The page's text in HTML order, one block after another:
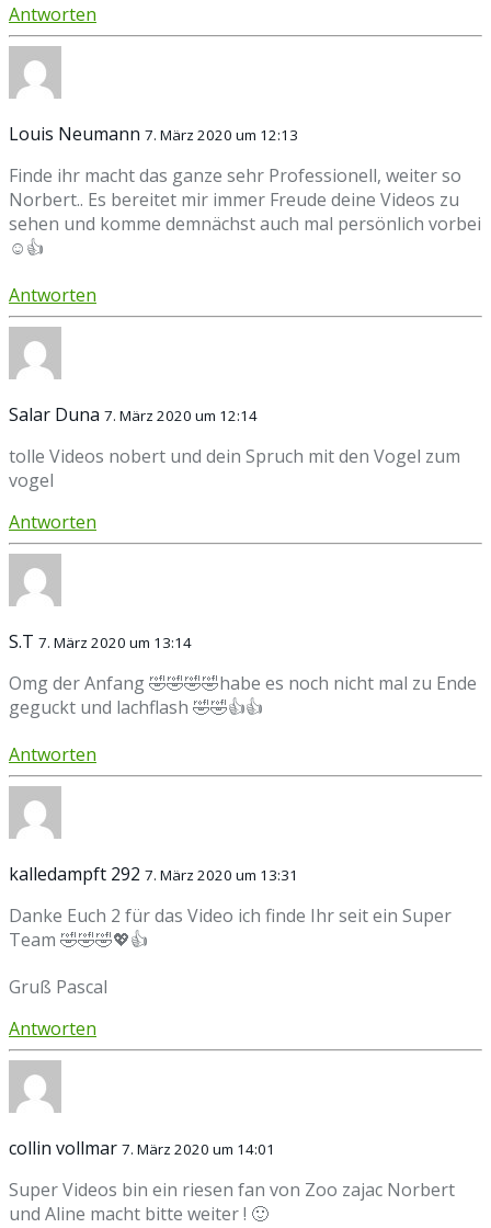
Antworten
Louis Neumann 7. März 2020 um 12:13
Finde ihr macht das ganze sehr Professionell, weiter so
Norbert.. Es bereitet mir immer Freude deine Videos zu
sehen und komme demnächst auch mal persönlich vorbei
☺️👍
Antworten
Salar Duna 7. März 2020 um 12:14
tolle Videos nobert und dein Spruch mit den Vogel zum
vogel
Antworten
S.T 7. März 2020 um 13:14
Omg der Anfang 🤣🤣🤣🤣habe es noch nicht mal zu Ende
geguckt und lachflash 🤣🤣👍👍
Antworten
kalledampft 292 7. März 2020 um 13:31
Danke Euch 2 für das Video ich finde Ihr seit ein Super
Team 🤣🤣🤣💖👍
Gruß Pascal
Antworten
collin vollmar 7. März 2020 um 14:01
Super Videos bin ein riesen fan von Zoo zajac Norbert
und Aline macht bitte weiter ! 🙂